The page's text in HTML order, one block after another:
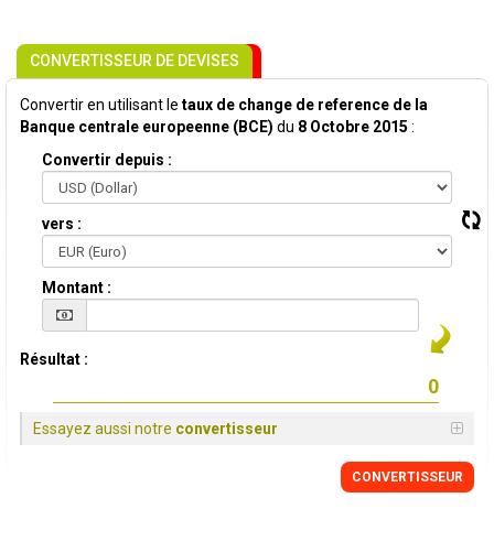
CONVERTISSEUR DE DEVISES
Convertir en utilisant le taux de change de reference de la
Banque centrale europeenne (BCE) du 8 Octobre 2015 :
Convertir depuis :
vers :
Montant :
Résultat :
Essayez aussi notre convertisseur
CONVERTISSEUR